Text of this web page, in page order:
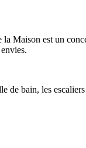
Maison est un
de bain, les